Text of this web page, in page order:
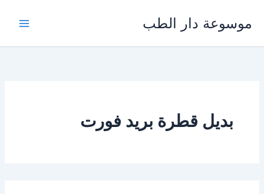
المحتوى
موسوعة دار الطب
بديل قطرة بريد فورت